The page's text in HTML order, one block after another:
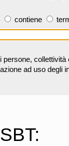
contiene
ad uso degli